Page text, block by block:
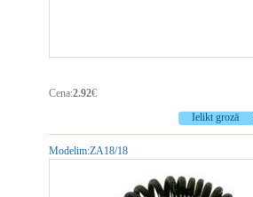
Cena:2.92€
Ielikt grozā
Modelim:ZA18/18